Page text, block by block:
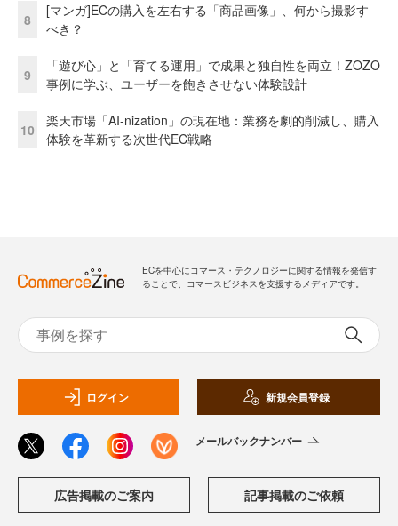
8
[マンガ]ECの購入を左右する「商品画像」、何から撮影す
べき？
9
「遊び心」と「育てる運用」で成果と独自性を両立！ZOZO
事例に学ぶ、ユーザーを飽きさせない体験設計
10
楽天市場「AI-nization」の現在地：業務を劇的削減し、購入
体験を革新する次世代EC戦略
ECを中心にコマース・テクノロジーに関する情報を発信す
ることで、コマースビジネスを支援するメディアです。
ログイン 新規会員登録
メールバックナンバー
広告掲載のご案内 記事掲載のご依頼